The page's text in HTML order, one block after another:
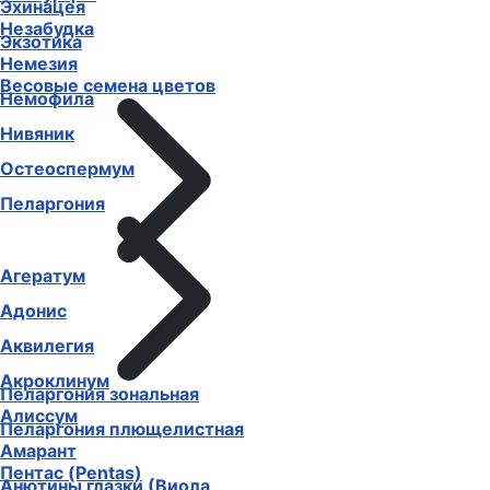
Незабудка
Немезия
Немофила
Нивяник
Остеоспермум
Пеларгония
Пеларгония зональная
Пеларгония плющелистная
Пентас (Pentas)
Эхинацея
Экзотика
Весовые семена цветов
Агератум
Адонис
Аквилегия
Акроклинум
Алиссум
Амарант
Анютины глазки (Виола